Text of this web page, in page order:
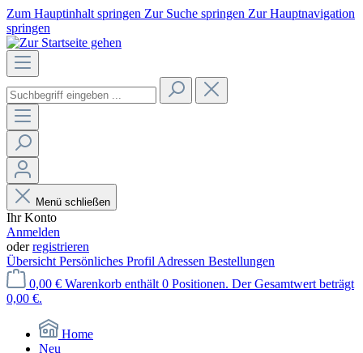
Zum Hauptinhalt springen Zur Suche springen Zur Hauptnavigation
springen
Menü schließen
Ihr Konto
Anmelden
oderregistrieren
Übersicht Persönliches Profil Adressen Bestellungen
0,00 € Warenkorb enthält 0 Positionen. Der Gesamtwert beträgt
0,00 €.
Home
Neu